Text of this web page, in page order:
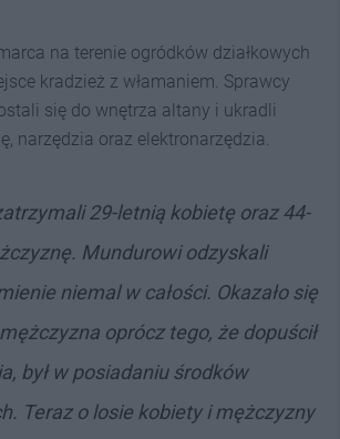
na terenie ogródków działkowych
kradzież z włamaniem. Sprawcy
się do wnętrza altany i ukradli
narzędzia oraz elektronarzędzia.
29-letnią kobietę oraz 44-
Mundurowi odzyskali
niemal w całości. Okazało się
oprócz tego, że dopuścił
był w posiadaniu środków
Teraz o losie kobiety i mężczyzny